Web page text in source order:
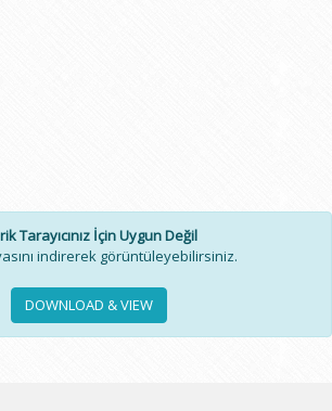
Tarayıcınız İçin Uygun Değil
indirerek görüntüleyebilirsiniz.
DOWNLOAD & VIEW